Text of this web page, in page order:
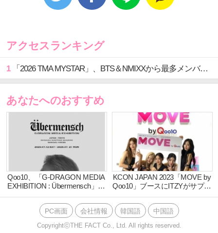
水など6アイテム入ったお得な内容だ。
の中でも、韓国コスメブランドが1位から5位までを占
■Qoo10「コスメブランド福袋」販売ランキング
アクセスランキング
1「2026 TMA MYSTAR」、BTS＆NMIXXから最多メンバーが決戦進出…記念すべき初受賞の行方は？
あなたへのおすすめ
Qoo10、「G-DRAGON MEDIA
EXHIBITION : Übermensch」の
DRAGON初の体験型展示会開
催～
KCON JAPAN 2023「MOVE by
Qoo10」ブースにITZYがサプラ
PC画面 会社情報 韓国語 中国語
CopyrightⓒTHE FACT Co., Ltd. All rights reserved.